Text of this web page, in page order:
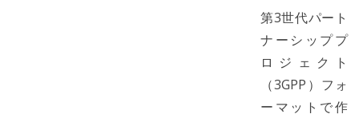
第3世代パート
ナーシッププ
ロジェクト
（3GPP）フォ
ーマットで作